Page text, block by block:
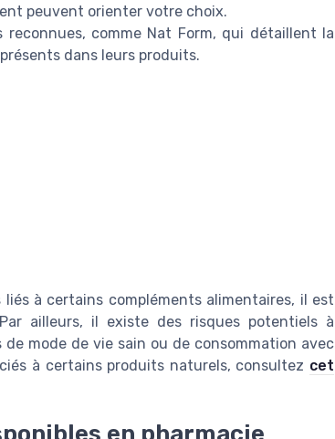
peuvent orienter votre choix.
reconnues, comme Nat Form, qui détaillent la
dans leurs produits.
à certains compléments alimentaires, il est
ailleurs, il existe des risques potentiels à
mode de vie sain ou de consommation avec
à certains produits naturels, consultez cet
en pharmacie